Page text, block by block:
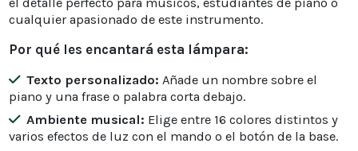
cualquier apasionado de este instrumento.
Por qué les encantará esta lámpara:
Texto personalizado: Añade un nombre sobre el
piano y una frase o palabra corta debajo.
Ambiente musical: Elige entre 16 colores distintos y
varios efectos de luz con el mando o el botón de la base.